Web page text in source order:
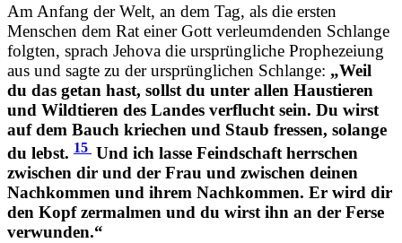
Am Anfang der Welt, an dem Tag, als die ersten
Menschen dem Rat einer Gott verleumdenden Schlange
folgten, sprach Jehova die ursprüngliche Prophezeiung
aus und sagte zu der ursprünglichen Schlange: „Weil
du das getan hast, sollst du unter allen Haustieren
und Wildtieren des Landes verflucht sein. Du wirst
auf dem Bauch kriechen und Staub fressen, solange
du lebst. 15 Und ich lasse Feindschaft herrschen
zwischen dir und der Frau und zwischen deinen
Nachkommen und ihrem Nachkommen. Er wird dir
den Kopf zermalmen und du wirst ihn an der Ferse
verwunden.“